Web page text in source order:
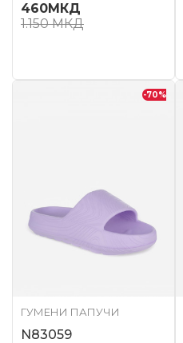
460МКД
1.150МКД
-70%
ГУМЕНИ ПАПУЧИ
N83059